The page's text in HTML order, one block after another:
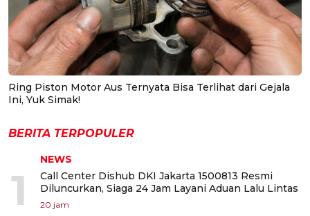
Ring Piston Motor Aus Ternyata Bisa Terlihat dari Gejala
Ini, Yuk Simak!
BERITA TERPOPULER
1
NEWS
Call Center Dishub DKI Jakarta 1500813 Resmi
Diluncurkan, Siaga 24 Jam Layani Aduan Lalu Lintas
20 jam